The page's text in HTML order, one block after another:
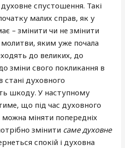
спустошення. Такі
малих справ, як у
– змінити чи не змінити
яким уже почала
до великих, до
зміни свого покликання в
стані духовного
шкоду. У наступному
що під час духовного
міняти попередніх
змінити саме духовне
спокій і духовна